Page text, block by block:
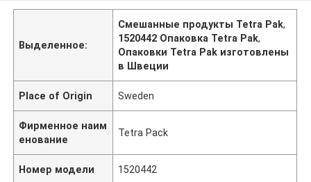
Выделенное:
Смешанные продукты Tetra Pak,
1520442 Опаковка Tetra Pak,
Опаковки Tetra Pak изготовлены
в Швеции
Place of Origin Sweden
Фирменное наим
енование
Tetra Pack
Номер модели 1520442